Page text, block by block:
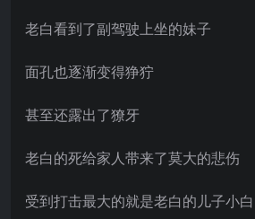
老白看到了副驾驶上坐的妹子
面孔也逐渐变得狰狞
甚至还露出了獠牙
老白的死给家人带来了莫大的悲伤
受到打击最大的就是老白的儿子小白